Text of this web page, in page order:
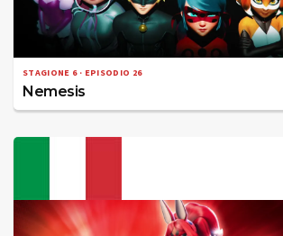
STAGIONE 6 · EPISODIO 26
Nemesis